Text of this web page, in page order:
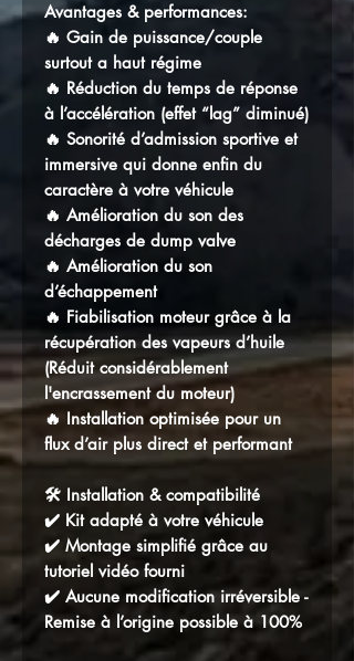
Avantages & performances:
🔥 Gain de puissance/couple
surtout a haut régime
🔥 Réduction du temps de réponse
à l’accélération (effet “lag” diminué)
🔥 Sonorité d’admission sportive et
immersive qui donne enfin du
caractère à votre véhicule
🔥 Amélioration du son des
décharges de dump valve
🔥 Amélioration du son
d’échappement
🔥 Fiabilisation moteur grâce à la
récupération des vapeurs d’huile
(Réduit considérablement
l'encrassement du moteur)
🔥 Installation optimisée pour un
flux d’air plus direct et performant
🛠️ Installation & compatibilité
✔️ Kit adapté à votre véhicule
✔️ Montage simplifié grâce au
tutoriel vidéo fourni
✔️ Aucune modification irréversible -
Remise à l’origine possible à 100%